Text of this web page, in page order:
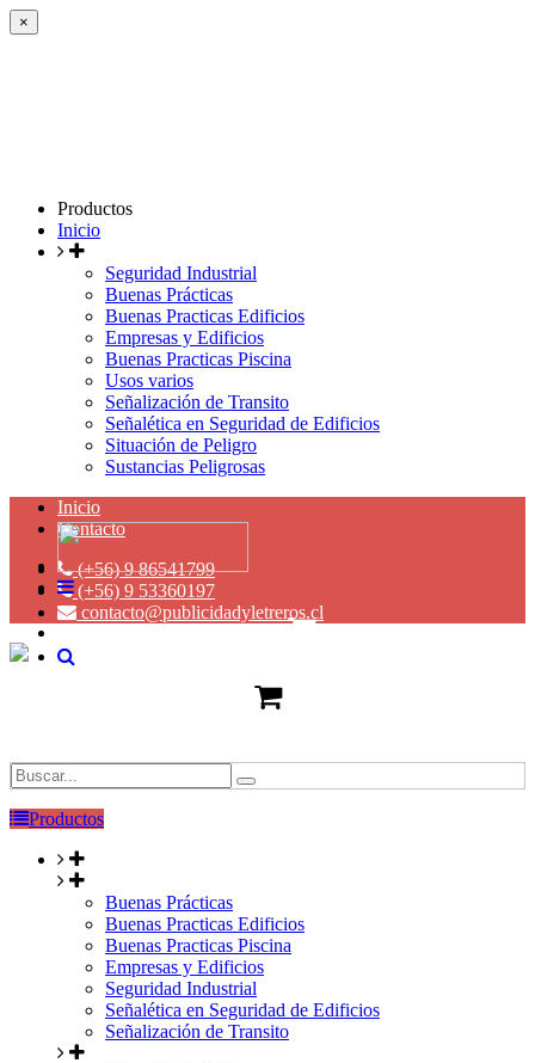
×
Productos
Inicio
Seguridad Industrial
Buenas Prácticas
Buenas Practicas Edificios
Empresas y Edificios
Buenas Practicas Piscina
Usos varios
Señalización de Transito
Señalética en Seguridad de Edificios
Situación de Peligro
Sustancias Peligrosas
Inicio
Contacto
(+56) 9 86541799
(+56) 9 53360197
contacto@publicidadyletreros.cl
Productos
Buenas Prácticas
Buenas Practicas Edificios
Buenas Practicas Piscina
Empresas y Edificios
Seguridad Industrial
Señalética en Seguridad de Edificios
Señalización de Transito